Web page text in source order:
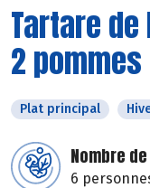
Tartare
2 pommes
Plat principal
Nombre
6